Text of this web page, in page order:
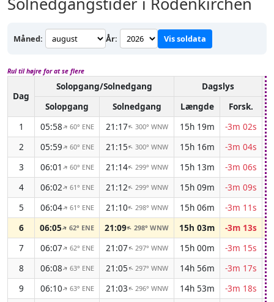
Måned: År: Vis soldata
Rul til højre for at se flere
Dag
Solopgang/Solnedgang Dagslys
Solopgang
Solnedgang Længde
Forsk.
1
05:58↑ 60° ENE 21:17↑ 300° WNW 15h 19m
-3m 02s
2
05:59↑ 60° ENE 21:15↑ 300° WNW 15h 16m
-3m 04s
3
06:01↑ 60° ENE 21:14↑ 299° WNW 15h 13m
-3m 06s
4
06:02↑ 61° ENE 21:12↑ 299° WNW 15h 09m
-3m 09s
5
06:04↑ 61° ENE 21:10↑ 298° WNW 15h 06m
-3m 11s
6
06:05↑62° ENE 21:09↑298° WNW 15h 03m
-3m 13s
7
06:07↑ 62° ENE 21:07↑ 297° WNW 15h 00m
-3m 15s
8
06:08↑ 63° ENE 21:05↑ 297° WNW 14h 56m
-3m 17s
9
06:10↑ 63° ENE 21:03↑ 296° WNW 14h 53m
-3m 18s